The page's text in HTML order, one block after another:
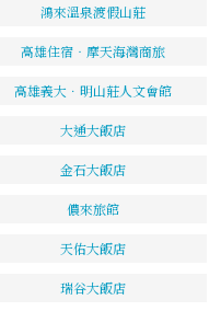
鴻來溫泉渡假山莊
高雄住宿‧摩天海灣商旅
高雄義大．明山莊人文會館
大通大飯店
金石大飯店
儂來旅館
天佑大飯店
瑞谷大飯店